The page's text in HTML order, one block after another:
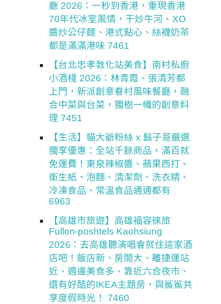
廳 2026：一秒到香港，重現香港
70年代冰室風情，干炒牛河、XO
醬炒公仔麵、港式點心、絲襪奶茶
都是滿滿港味 7461
【台北忠孝敦化站美食】南村私廚
小酒棧 2026：林青霞、張清芳都
上門，新派創意眷村風味餐廳，融
合中菜與台菜，獨樹一幟的創意料
理 7451
【生活】貓大爺粉絲 x 鬍子哥嚴選
獨享優惠：全站千餘商品，滿百就
免運費！東泉辣椒醬、蘋果西打、
衛生紙、泡麵、清潔劑、洗衣精、
冷凍食品、常溫食品通通都有
6963
【高雄市旅遊】高雄福容徠旅
Fullon-poshtels Kaohsiung
2026：去高雄聽演唱會就住這家酒
店吧！飯店新、房間大、離捷運站
近、週邊美食多、靠近六合夜市、
還有好酷的IKEA主題房，與鯊鯊共
享度假時光！ 7460